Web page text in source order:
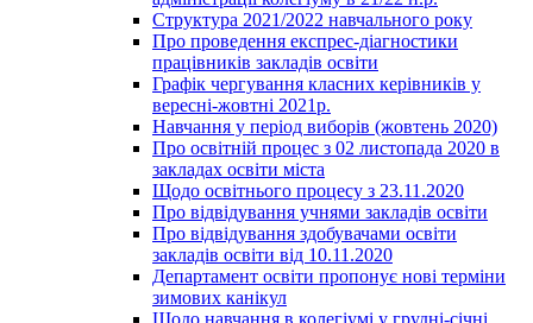
Структура 2021/2022 навчального року
Про проведення експрес-діагностики
працівників закладів освіти
Графік чергування класних керівників у
вересні-жовтні 2021р.
Навчання у період виборів (жовтень 2020)
Про освітній процес з 02 листопада 2020 в
закладах освіти міста
Щодо освітнього процесу з 23.11.2020
Про відвідування учнями закладів освіти
Про відвідування здобувачами освіти
закладів освіти від 10.11.2020
Департамент освіти пропонує нові терміни
зимових канікул